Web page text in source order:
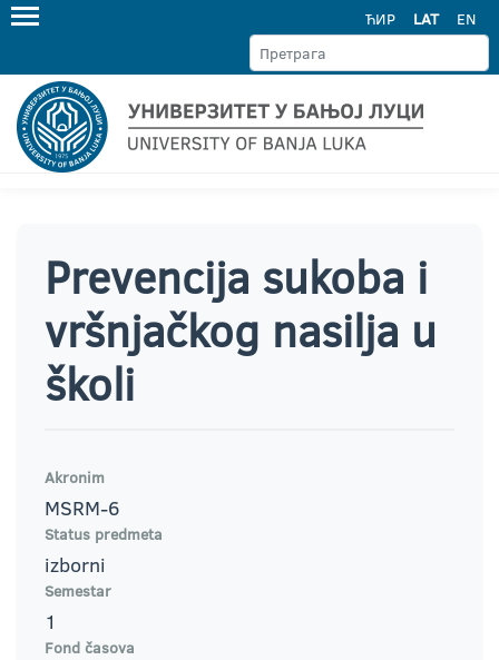
ЋИР LAT EN
Prevencija sukoba i
vršnjačkog nasilja u
školi
Akronim
MSRM-6
Status predmeta
izborni
Semestar
1
Fond časova